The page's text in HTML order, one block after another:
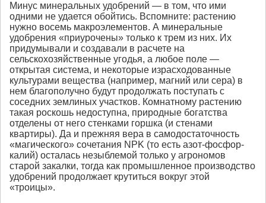
Минус минеральных удобрений — в том, что ими
одними не удается обойтись. Вспомните: растению
нужно восемь макроэлементов. А минеральные
удобрения «приурочены» только к трем из них. Их
придумывали и создавали в расчете на
сельскохозяйственные угодья, а любое поле —
открытая система, и некоторые израсходованные
культурами вещества (например, магний или сера) в
нем благополучно будут продолжать поступать с
соседних землиных участков. Комнатному растению
такая роскошь недоступна, природные богатства
отделены от него стенками горшка (и стенами
квартиры). Да и прежняя вера в самодостаточность
«магического» сочетания NPK (то есть азот-фосфор-
калий) осталась незыблемой только у агрономов
старой закалки, тогда как промышленное производство
удобрений продолжает крутиться вокруг этой
«троицы».